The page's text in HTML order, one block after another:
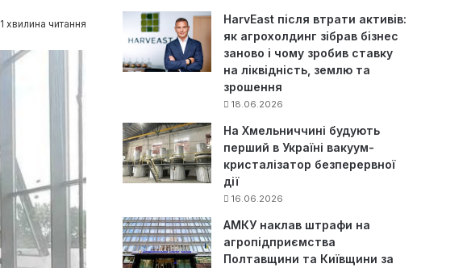
1 хвилина читання
HarvEast після втрати активів:
як агрохолдинг зібрав бізнес
заново і чому зробив ставку
на ліквідність, землю та
зрошення
18.06.2026
На Хмельниччині будують
перший в Україні вакуум-
кристалізатор безперервної
дії
16.06.2026
АМКУ наклав штрафи на
агропідприємства
Полтавщини та Київщини за